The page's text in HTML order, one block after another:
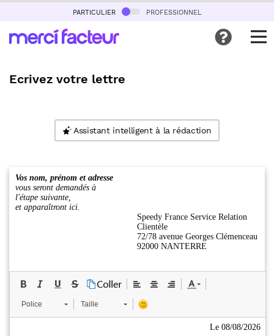
particulier professionnel
Ecrivez votre lettre
Assistant intelligent à la rédaction
Vos nom, prénom et adresse
vous seront demandés à
l'étape suivante,
et apparaîtront ici.
Speedy France Service Relation
Clientèle
72/78 avenue Georges Clémenceau
92000 NANTERRE
Police Taille